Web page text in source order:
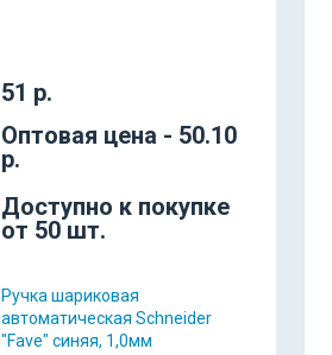
51 р.
Оптовая цена - 50.10
р.
Доступно к покупке
от 50 шт.
Ручка шариковая
автоматическая Schneider
"Fave" синяя, 1,0мм